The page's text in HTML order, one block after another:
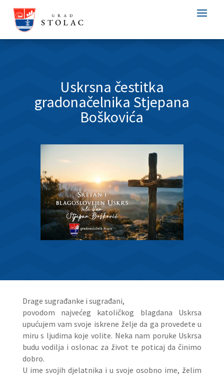
Uskrsna čestitka
gradonačelnika Stjepana
Boškovića
Drage sugrađanke i sugrađani,
povodom najvećeg katoličkog blagdana Uskrsa
upućujem vam svoje iskrene želje da ga provedete u
miru s ljudima koje volite. Neka nam poruke Uskrsa
budu vodilja i oslonac za život te poticaj da činimo
dobro.
U ime svojih djelatnika i u svoje osobno ime, želim